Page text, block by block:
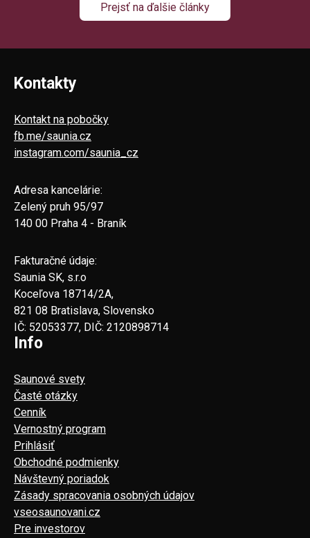
Prejsť na ďalšie články
Kontakty
Kontakt na pobočky
fb.me/saunia.cz
instagram.com/saunia_cz
Adresa kancelárie:
Zelený pruh 95/97
140 00 Praha 4 - Braník
Fakturačné údaje:
Saunia SK, s.r.o
Koceľova 18714/2A,
821 08 Bratislava, Slovensko
IČ: 52053377, DIČ: 2120898714
Info
Saunové svety
Časté otázky
Cenník
Vernostný program
Prihlásiť
Obchodné podmienky
Návštevný poriadok
Zásady spracovania osobných údajov
vseosaunovani.cz
Pre investorov